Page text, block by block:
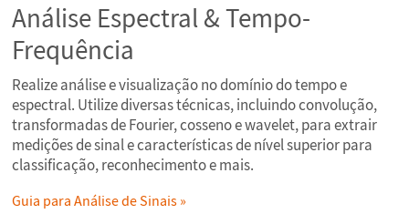
Análise Espectral & Tempo-
Frequência
Realize análise e visualização no domínio do tempo e
espectral. Utilize diversas técnicas, incluindo convolução,
transformadas de Fourier, cosseno e wavelet, para extrair
medições de sinal e características de nível superior para
classificação, reconhecimento e mais.
Guia para Análise de Sinais